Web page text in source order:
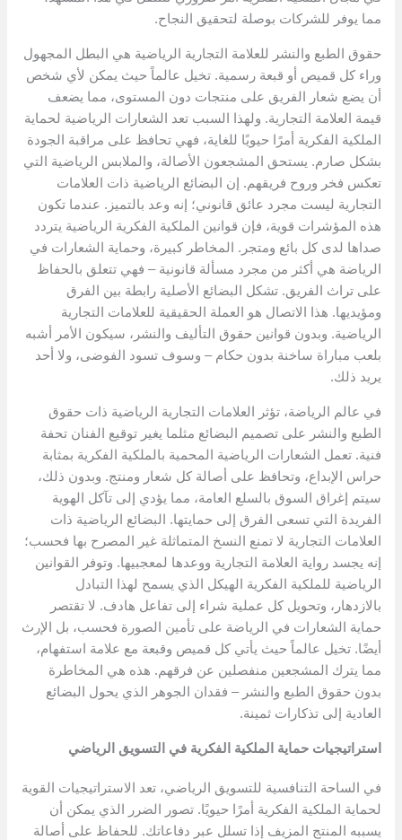
مما يوفر للشركات بوصلة لتحقيق النجاح.
حقوق الطبع والنشر للعلامة التجارية الرياضية هي البطل المجهول
وراء كل قميص أو قبعة رسمية. تخيل عالماً حيث يمكن لأي شخص
أن يضع شعار الفريق على منتجات دون المستوى، مما يضعف
قيمة العلامة التجارية. ولهذا السبب تعد الشعارات الرياضية لحماية
الملكية الفكرية أمرًا حيويًا للغاية، فهي تحافظ على مراقبة الجودة
بشكل صارم. يستحق المشجعون الأصالة، والملابس الرياضية التي
تعكس فخر وروح فريقهم. إن البضائع الرياضية ذات العلامات
التجارية ليست مجرد عائق قانوني؛ إنه وعد بالتميز. عندما تكون
هذه المؤشرات قوية، فإن قوانين الملكية الفكرية الرياضية يتردد
صداها لدى كل بائع ومتجر. المخاطر كبيرة، وحماية الشعارات في
الرياضة هي أكثر من مجرد مسألة قانونية – فهي تتعلق بالحفاظ
على تراث الفريق. تشكل البضائع الأصلية رابطة بين الفرق
ومؤيديها. هذا الاتصال هو العملة الحقيقية للعلامات التجارية
الرياضية. وبدون قوانين حقوق التأليف والنشر، سيكون الأمر أشبه
بلعب مباراة ساخنة بدون حكام – وسوف تسود الفوضى، ولا أحد
يريد ذلك.
في عالم الرياضة، تؤثر العلامات التجارية الرياضية ذات حقوق
الطبع والنشر على تصميم البضائع مثلما يغير توقيع الفنان تحفة
فنية. تعمل الشعارات الرياضية المحمية بالملكية الفكرية بمثابة
حراس الإبداع، وتحافظ على أصالة كل شعار ومنتج. وبدون ذلك،
سيتم إغراق السوق بالسلع العامة، مما يؤدي إلى تآكل الهوية
الفريدة التي تسعى الفرق إلى حمايتها. البضائع الرياضية ذات
العلامات التجارية لا تمنع النسخ المتماثلة غير المصرح بها فحسب؛
إنه يجسد رواية العلامة التجارية ووعدها لمعجبيها. وتوفر القوانين
الرياضية للملكية الفكرية الهيكل الذي يسمح لهذا التبادل
بالازدهار، وتحويل كل عملية شراء إلى تفاعل هادف. لا تقتصر
حماية الشعارات في الرياضة على تأمين الصورة فحسب، بل الإرث
أيضًا. تخيل عالماً حيث يأتي كل قميص وقبعة مع علامة استفهام،
مما يترك المشجعين منفصلين عن فرقهم. هذه هي المخاطرة
بدون حقوق الطبع والنشر – فقدان الجوهر الذي يحول البضائع
العادية إلى تذكارات ثمينة.
استراتيجيات حماية الملكية الفكرية في التسويق الرياضي
في الساحة التنافسية للتسويق الرياضي، تعد الاستراتيجيات القوية
لحماية الملكية الفكرية أمرًا حيويًا. تصور الضرر الذي يمكن أن
يسببه المنتج المزيف إذا تسلل عبر دفاعاتك. للحفاظ على أصالة